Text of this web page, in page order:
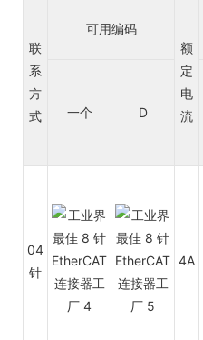
联
系
方
式
可用编码
额
定
电
流
一个
D
04
针
4A